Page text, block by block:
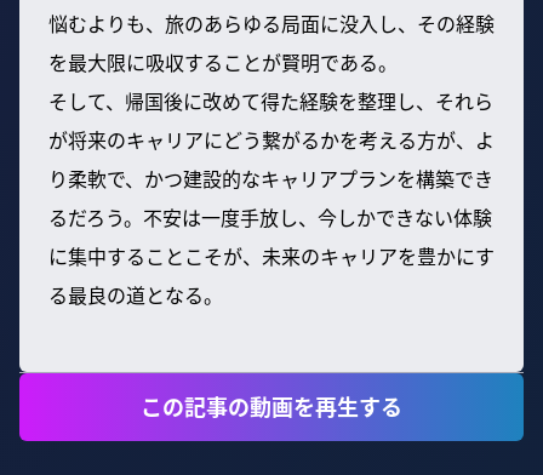
悩むよりも、旅のあらゆる局面に没入し、その経験
を最大限に吸収することが賢明である。
そして、帰国後に改めて得た経験を整理し、それら
が将来のキャリアにどう繋がるかを考える方が、よ
り柔軟で、かつ建設的なキャリアプランを構築でき
るだろう。不安は一度手放し、今しかできない体験
に集中することこそが、未来のキャリアを豊かにす
る最良の道となる。
この記事の動画を再生する